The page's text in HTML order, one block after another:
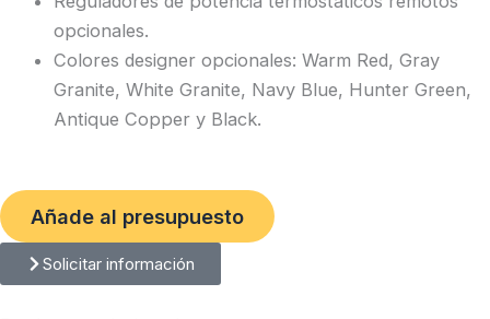
opcionales.
Colores designer opcionales: Warm Red, Gray
Granite, White Granite, Navy Blue, Hunter Green,
Antique Copper y Black.
Añade al presupuesto
Solicitar información